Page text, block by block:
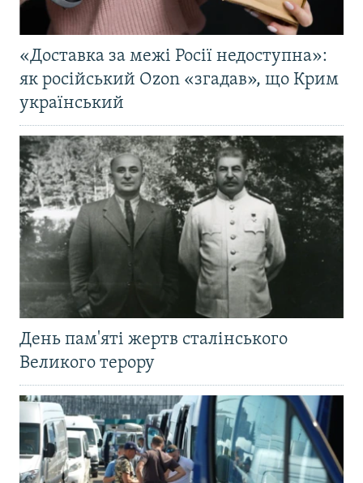
«Доставка за межі Росії недоступна»:
як російський Ozon «згадав», що Крим
український
День пам'яті жертв сталінського
Великого терору